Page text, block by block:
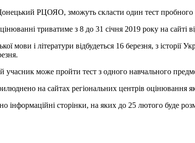
РЦОЯО, зможуть скласти один тест
триватиме з 8 до 31 січня 2019 року на сайті
і літератури відбудеться 16 березня, з історії
може пройти тест з одного навчального
на сайтах регіональних центрів оцінювання
інформаційні сторінки, на яких до 25 лютого буде